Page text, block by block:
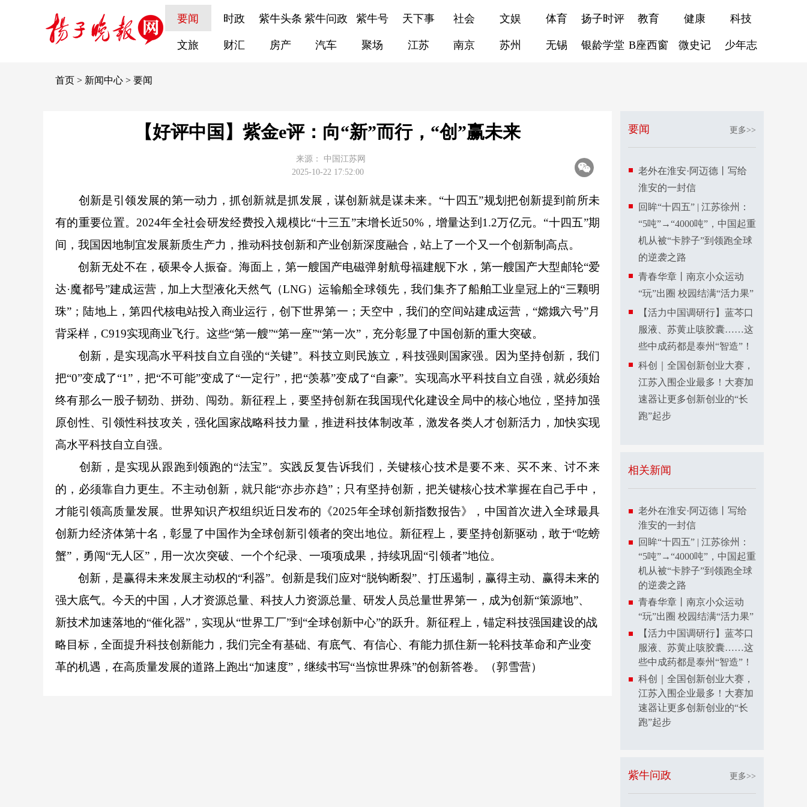
要闻 时政 紫牛头条 紫牛问政 紫牛号 天下事 社会 文娱 体育 扬子时评 教育 健康 科技
文旅 财汇 房产 汽车 聚场 江苏 南京 苏州 无锡 银龄学堂 B座西窗 微史记 少年志
首页 > 新闻中心 > 要闻
【好评中国】紫金e评：向“新”而行，“创”赢未来
来源：
中国江苏网
2025-10-22 17:52:00
创新是引领发展的第一动力，抓创新就是抓发展，谋创新就是谋未来。“十四五”规划把创新提到前所未
有的重要位置。 2024年全社会研发经费投入规模比“十三五”末增长近50% ，增量达到 1.2万亿元。“十四五”期
间，我国因地制宜发展新质生产力，推动科技创新和产业创新深度融合，站上了一个又一个创新制高点。
创新无处不在，硕果令人振奋。海面上，第一艘国产电磁弹射航母福建舰下水，第一艘国产大型邮轮“爱
达·魔都号”建成运营，加上大型液化天然气（LNG）运输船全球领先，我们集齐了船舶工业皇冠上的“三颗明
珠”；陆地上，第四代核电站投入商业运行，创下世界第一；天空中，我们的空间站建成运营，“嫦娥六号”月
背采样， C919实现商业飞行。这些“第一艘”“第一座”“第一次”，充分彰显了中国创新的重大突破。
创新，是实现高水平科技自立自强的“关键”。科技立则民族立，科技强则国家强。因为坚持创新，我们
把“0”变成了“1”，把“不可能”变成了“一定行”，把“羡慕”变成了“自豪”。实现高水平科技自立自强，就必须始
终有那么一股子韧劲、拼劲、闯劲。新征程上，要坚持创新在我国现代化建设全局中的核心地位，坚持加强
原创性、引领性科技攻关，强化国家战略科技力量，推进科技体制改革，激发各类人才创新活力，加快实现
高水平科技自立自强。
创新，是实现从跟跑到领跑的“法宝”。实践反复告诉我们，关键核心技术是要不来、买不来、讨不来
的，必须靠自力更生。不主动创新，就只能“亦步亦趋”；只有坚持创新，把关键核心技术掌握在自己手中，
才能引领高质量发展。世界知识产权组织近日发布的《2025年全球创新指数报告》，中国首次进入全球最具
创新力经济体第十名，彰显了中国作为全球创新引领者的突出地位。新征程上，要坚持创新驱动，敢于“吃螃
蟹”，勇闯“无人区”，用一次次突破、一个个纪录、一项项成果，持续巩固“引领者”地位。
创新，是赢得未来发展主动权的“利器”。创新是我们应对“脱钩断裂”、打压遏制，赢得主动、赢得未来的
强大底气。今天的中国，人才资源总量、科技人力资源总量、研发人员总量世界第一，成为创新“策源地”、
新技术加速落地的“催化器”，实现从“世界工厂”到“全球创新中心”的跃升。新征程上，锚定科技强国建设的战
略目标，全面提升科技创新能力，我们完全有基础、有底气、有信心、有能力抓住新一轮科技革命和产业变
革的机遇，在高质量发展的道路上跑出“加速度”，继续书写“当惊世界殊”的创新答卷。（郭雪营）
要闻 更多>>
老外在淮安·阿迈德丨写给
淮安的一封信
回眸“十四五” | 江苏徐州：
“5吨”→“4000吨”，中国起重
机从被“卡脖子”到领跑全球
的逆袭之路
青春华章丨南京小众运动
“玩”出圈 校园结满“活力果”
【活力中国调研行】蓝芩口
服液、苏黄止咳胶囊……这
些中成药都是泰州“智造”！
科创｜全国创新创业大赛，
江苏入围企业最多！大赛加
速器让更多创新创业的“长
跑”起步
相关新闻
老外在淮安·阿迈德丨写给
淮安的一封信
回眸“十四五” | 江苏徐州：
“5吨”→“4000吨”，中国起重
机从被“卡脖子”到领跑全球
的逆袭之路
青春华章丨南京小众运动
“玩”出圈 校园结满“活力果”
【活力中国调研行】蓝芩口
服液、苏黄止咳胶囊……这
些中成药都是泰州“智造”！
科创｜全国创新创业大赛，
江苏入围企业最多！大赛加
速器让更多创新创业的“长
跑”起步
紫牛问政 更多>>